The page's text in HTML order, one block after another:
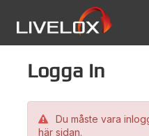
Logga in
Du måste vara
här sidan.